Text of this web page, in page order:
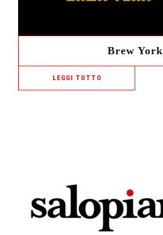
Brew York
LEGGI TUTTO